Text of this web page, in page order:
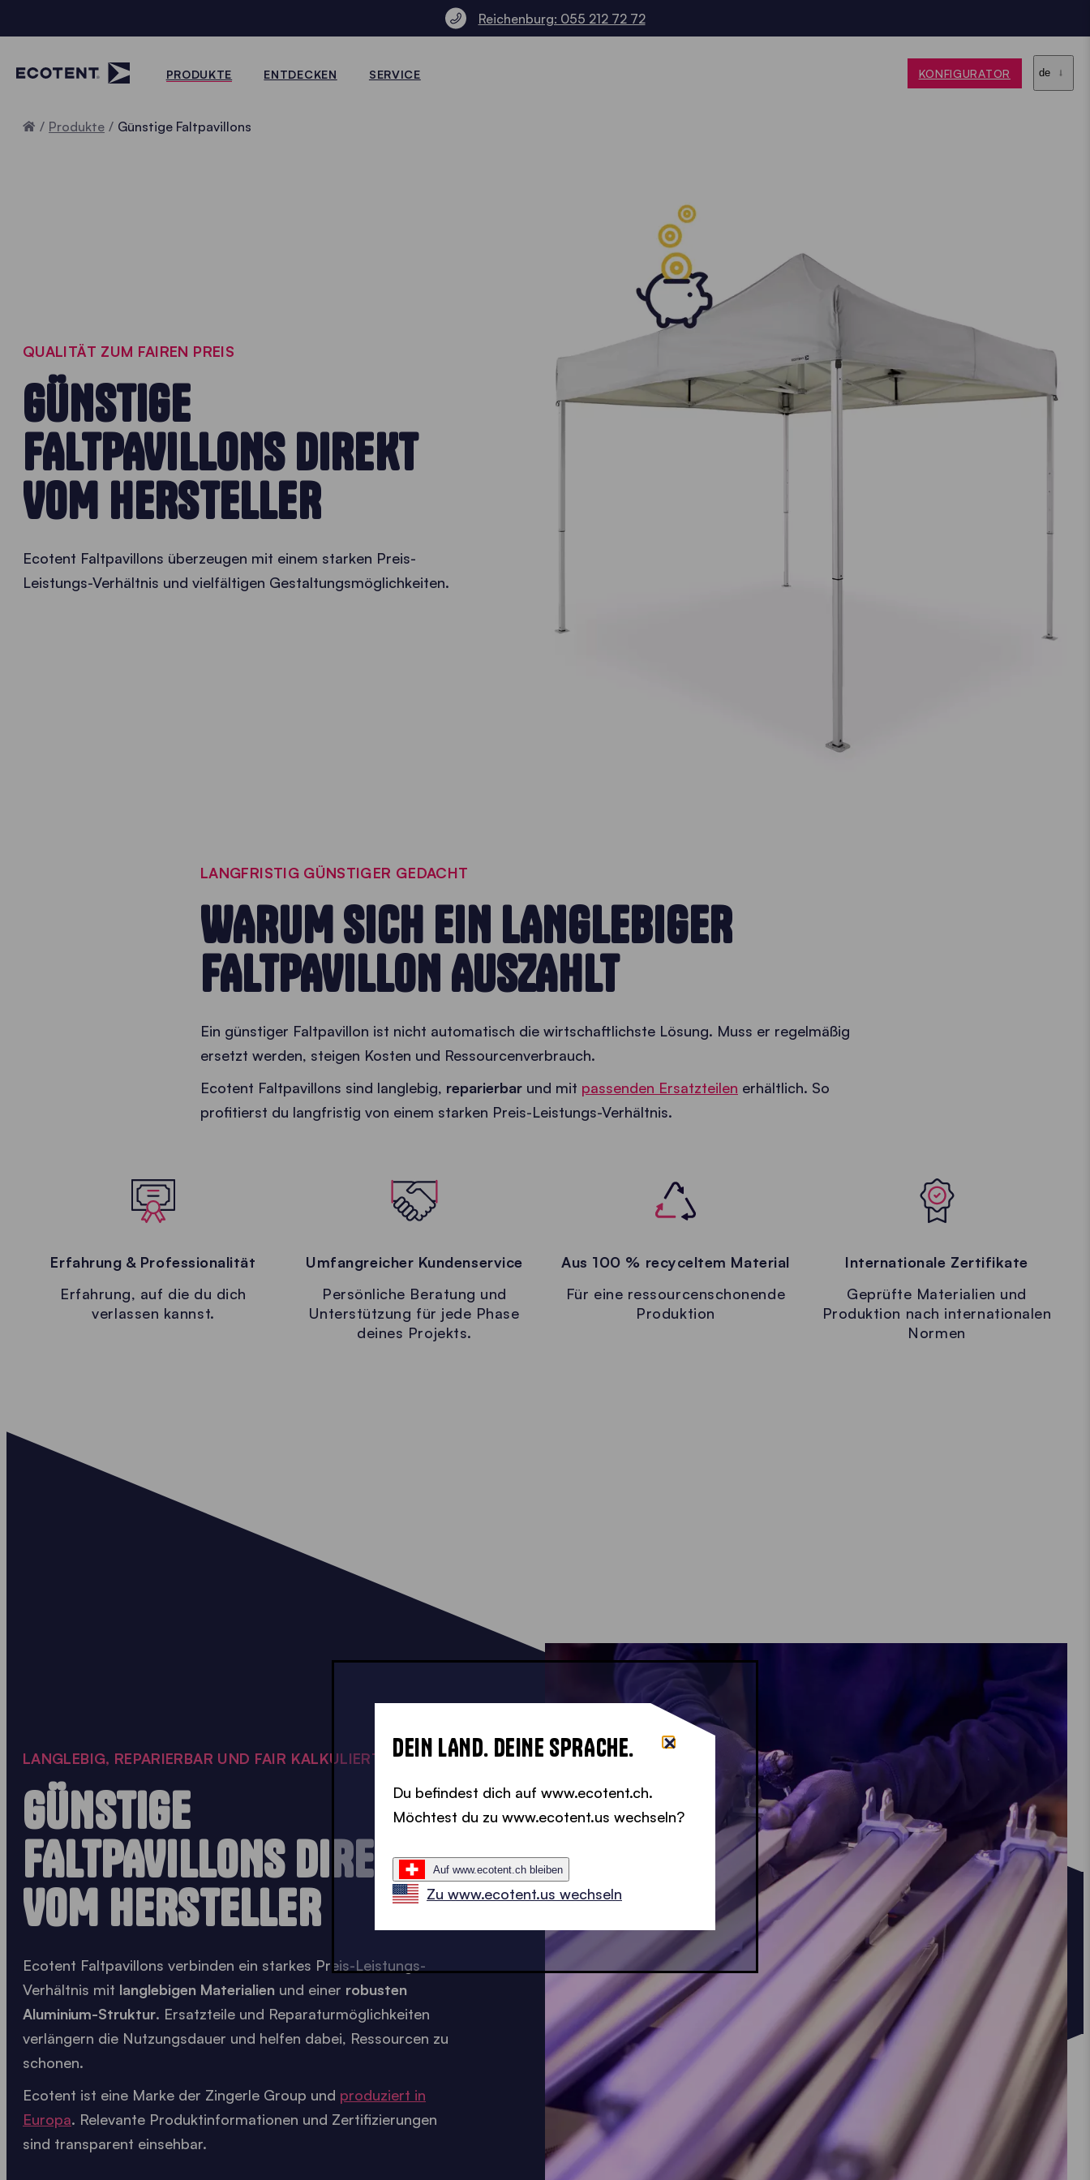
Reichenburg: 055 212 72 72
PRODUKTE ENTDECKEN SERVICE KONFIGURATOR de
Home
Produkte Günstige Faltpavillons
QUALITÄT ZUM FAIREN PREIS
GÜNSTIGE
FALTPAVILLONS DIREKT
VOM HERSTELLER
Ecotent Faltpavillons überzeugen mit einem starken Preis-
Leistungs-Verhältnis und vielfältigen Gestaltungsmöglichkeiten.
LANGFRISTIG GÜNSTIGER GEDACHT
WARUM SICH EIN LANGLEBIGER
FALTPAVILLON AUSZAHLT
Ein günstiger Faltpavillon ist nicht automatisch die wirtschaftlichste Lösung. Muss er regelmäßig
ersetzt werden, steigen Kosten und Ressourcenverbrauch.
Ecotent Faltpavillons sind langlebig, reparierbar und mit passenden Ersatzteilen erhältlich. So
profitierst du langfristig von einem starken Preis-Leistungs-Verhältnis.
Erfahrung & Professionalität
Erfahrung, auf die du dich
verlassen kannst.
Umfangreicher Kundenservice
Persönliche Beratung und
Unterstützung für jede Phase
deines Projekts.
Aus 100 % recyceltem Material
Für eine ressourcenschonende
Produktion
Internationale Zertifikate
Geprüfte Materialien und
Produktion nach internationalen
Normen
LANGLEBIG, REPARIERBAR UND FAIR KALKULIERT
GÜNSTIGE
FALTPAVILLONS DIREKT
VOM HERSTELLER
Ecotent Faltpavillons verbinden ein starkes Preis-Leistungs-
Verhältnis mit langlebigen Materialien und einer robusten
Aluminium-Struktur. Ersatzteile und Reparaturmöglichkeiten
verlängern die Nutzungsdauer und helfen dabei, Ressourcen zu
schonen.
Ecotent ist eine Marke der Zingerle Group und produziert in
Europa. Relevante Produktinformationen und Zertifizierungen
sind transparent einsehbar.
DEIN LAND. DEINE SPRACHE.
Du befindest dich auf www.ecotent.ch.
Möchtest du zu www.ecotent.us wechseln?
Auf www.ecotent.ch bleiben
Zu www.ecotent.us wechseln